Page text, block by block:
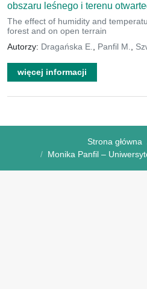
obszaru leśnego i terenu
The effect of humidity and
forest and on open terrain
Autorzy: Dragańska E. Panfil M.
więcej informacji
Strona główna
Monika Panfil –